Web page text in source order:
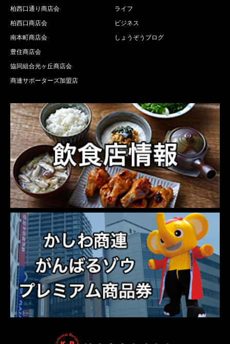
柏西口通り商店会
柏西口商店会
南本町商店会
豊住商店会
協同組合光ヶ丘商店会
商連サポーターズ加盟店
ライフ
ビジネス
しょうぞうブログ